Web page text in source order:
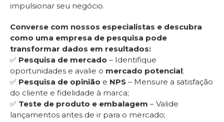
impulsionar seu negócio.
Converse com nossos especialistas e descubra
como uma empresa de pesquisa pode
transformar dados em resultados:
✅ Pesquisa de mercado – Identifique
oportunidades e avalie o mercado potencial;
✅ Pesquisa de opinião e NPS – Mensure a satisfação
do cliente e fidelidade à marca;
✅ Teste de produto e embalagem – Valide
lançamentos antes de ir para o mercado;